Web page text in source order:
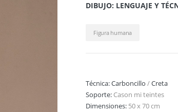
DIBUJO: LENGUAJE Y
Figura humana
Técnica:Carboncillo /Creta
Soporte: Cason mi teintes
Dimensiones: 50 x 70 cm